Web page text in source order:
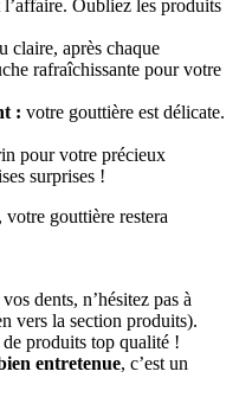
Oubliez les produits
claire, après chaque
rafraîchissante pour votre
: votre gouttière est délicate.
pour votre précieux
surprises !
votre gouttière restera
dents, n’hésitez pas à
vers la section produits).
produits top qualité !
entretenue, c’est un